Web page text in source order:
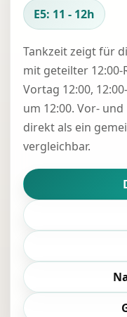
E5: 11 - 12h
Tankzeit zeigt für
mit geteilter 12:00-
Vortag 12:00,
um 12:00. Vor-
direkt als ein
vergleichbar.